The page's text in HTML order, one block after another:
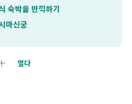
열다
숙박을 만끽하기
마신궁